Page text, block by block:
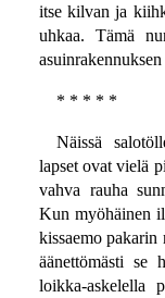
itse kilvan ja
uhkaa. Tämä
* * * * *
Näissä
lapset ovat vielä
vahva rauha
Kun myöhäinen
kissaemo pakarin
äänettömästi se
loikka-askelella